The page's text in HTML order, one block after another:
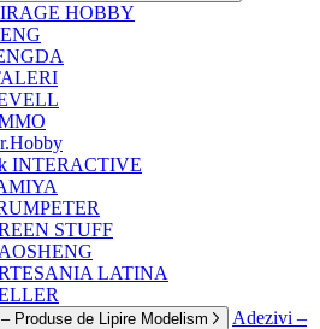
HOBBY
INTERACTIVE
STUFF
LATINA
Produse de Lipire Modelism
Adezivi –